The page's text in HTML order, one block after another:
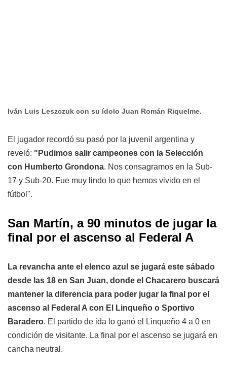
Iván Luis Leszczuk con su ídolo Juan Román Riquelme.
El jugador recordó su pasó por la juvenil argentina y
reveló: "Pudimos salir campeones con la Selección
con Humberto Grondona. Nos consagramos en la Sub-
17 y Sub-20. Fue muy lindo lo que hemos vivido en el
fútbol".
San Martín, a 90 minutos de jugar la
final por el ascenso al Federal A
La revancha ante el elenco azul se jugará este sábado
desde las 18 en San Juan, donde el Chacarero buscará
mantener la diferencia para poder jugar la final por el
ascenso al Federal A con El Linqueño o Sportivo
Baradero. El partido de ida lo ganó el Linqueño 4 a 0 en
condición de visitante. La final por el ascenso se jugará en
cancha neutral.